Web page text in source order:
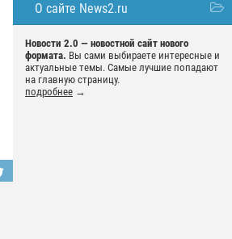
О сайте News2.ru
Новости 2.0 — новостной сайт нового
формата. Вы сами выбираете интересные и
актуальные темы. Самые лучшие попадают
на главную страницу.
подробнее →